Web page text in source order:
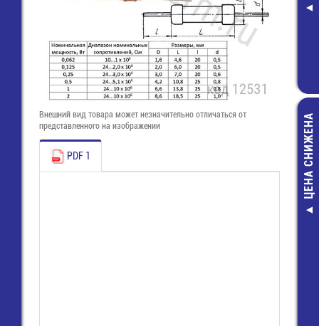
17,00 руб.
ЦЕНА СНИЖЕНА
Внешний вид товара может незначительно отличаться от
представленного на изображении
PDF 1